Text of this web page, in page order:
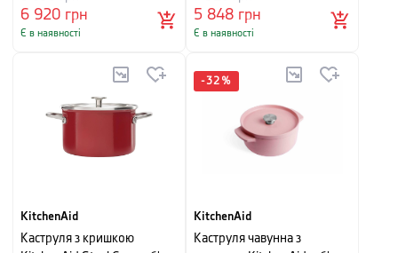
6 920 грн
Є в наявності
5 848 грн
Є в наявності
KitchenAid
Каструля з кришкою
-32 %
KitchenAid
Каструля чавунна з